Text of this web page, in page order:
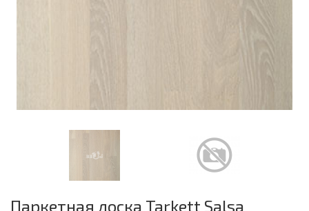
Паркетная доска Tarkett Salsa